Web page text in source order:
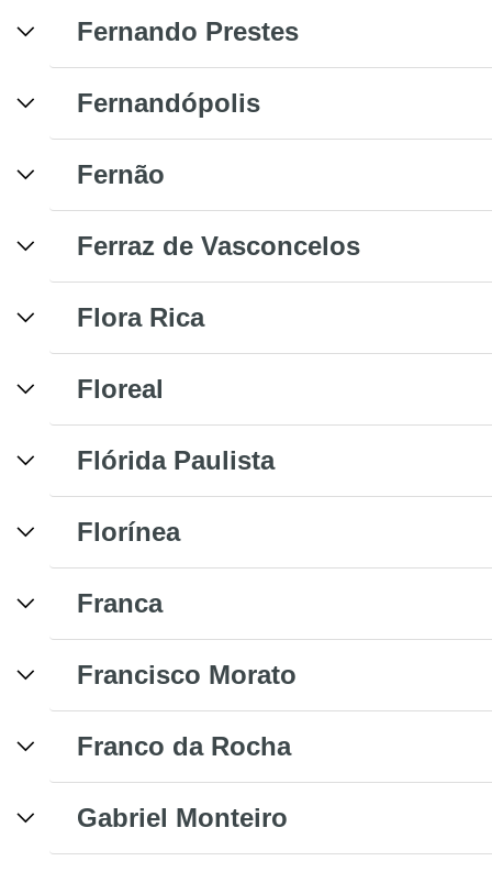
Fernando Prestes
Fernandópolis
Fernão
Ferraz de Vasconcelos
Flora Rica
Floreal
Flórida Paulista
Florínea
Franca
Francisco Morato
Franco da Rocha
Gabriel Monteiro